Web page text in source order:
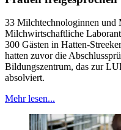
33 Milchtechnologinnen und
Milchwirtschaftliche
300 Gästen in Hatten-
hatten zuvor die
Bildungszentrum, das zur
absolviert.
Mehr lesen...